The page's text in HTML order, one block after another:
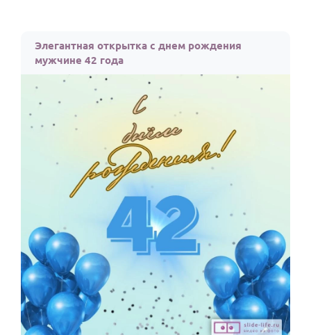
Элегантная открытка с днем рождения
мужчине 42 года